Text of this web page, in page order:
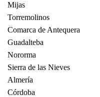
Mijas
Torremolinos
Comarca de Antequera
Guadalteba
Nororma
Sierra de las Nieves
Almería
Córdoba